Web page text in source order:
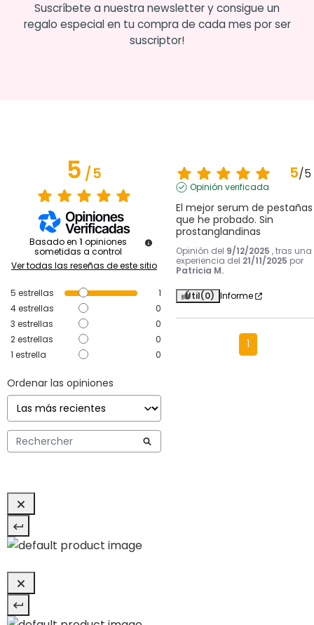
Suscríbete a nuestra newsletter y consigue un
regalo especial en tu compra de cada mes por ser
suscriptor!
5/5
Basado en 1 opiniones
sometidas a control
Ver todas las reseñas de este sitio
5 estrellas
1
4estrellas
0
3 estrellas
0
2estrellas
0
1 estrella 0
Ordenar las opiniones
5/5
Opinión verificada
El mejor serum de pestañas
que he probado. Sin
prostanglandinas
Opinión del 9/12/2025 , tras una
experiencia del 21/11/2025 por
Patricia M.
Útil(0) Informe
1